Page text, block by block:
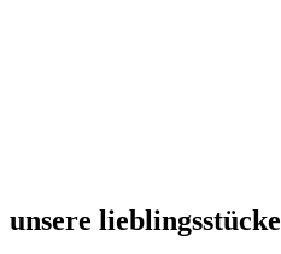
unsere lieblingsstücke